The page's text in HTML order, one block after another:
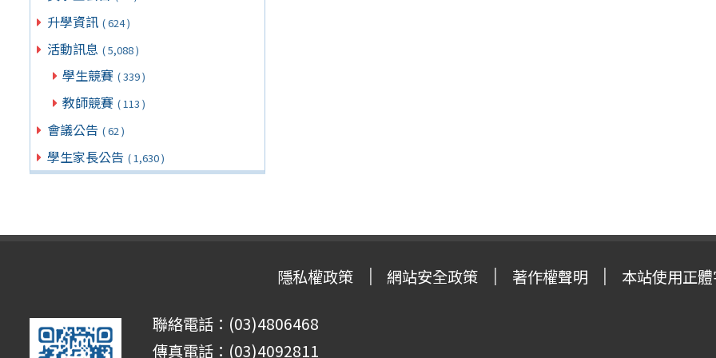
升學資訊 ( 624 )
活動訊息 ( 5,088 )
學生競賽 ( 339 )
教師競賽 ( 113 )
會議公告 ( 62 )
學生家長公告 ( 1,630 )
隱私權政策 網站安全政策 著作權聲明 本站使用正
聯絡電話：(03)4806468
傳真電話：(03)4092811